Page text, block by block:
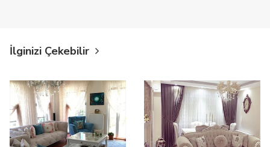
İlginizi Çekebilir